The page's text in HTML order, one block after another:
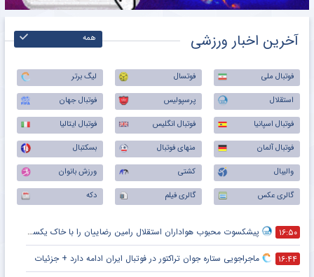
آخرین اخبار ورزشی همه
فوتبال ملی فوتسال
لیگ برتر
استقلال
پرسپولیس
فوتبال جهان
فوتبال اسپانیا
فوتبال انگلیس
فوتبال ایتالیا
فوتبال آلمان
منهای فوتبال
بسکتبال
والیبال
کشتی
ورزش بانوان
گالری عکس
گالری فیلم دکه
۱۶:۵۰ پیشکسوت محبوب هواداران استقلال رامین رضاییان را با خاک یکسان کرد + جزئیات
۱۶:۴۴ ماجراجویی ستاره جوان تراکتور در فوتبال ایران ادامه دارد + جزئیات